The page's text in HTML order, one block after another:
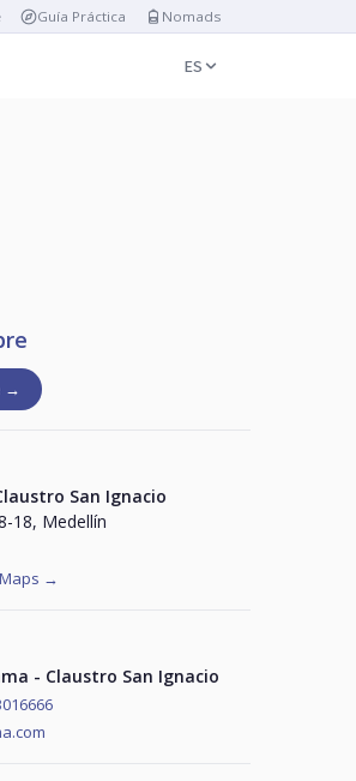
Guía Práctica Nomads
ES
→
San Ignacio
18, Medellín
→
- Claustro San Ignacio